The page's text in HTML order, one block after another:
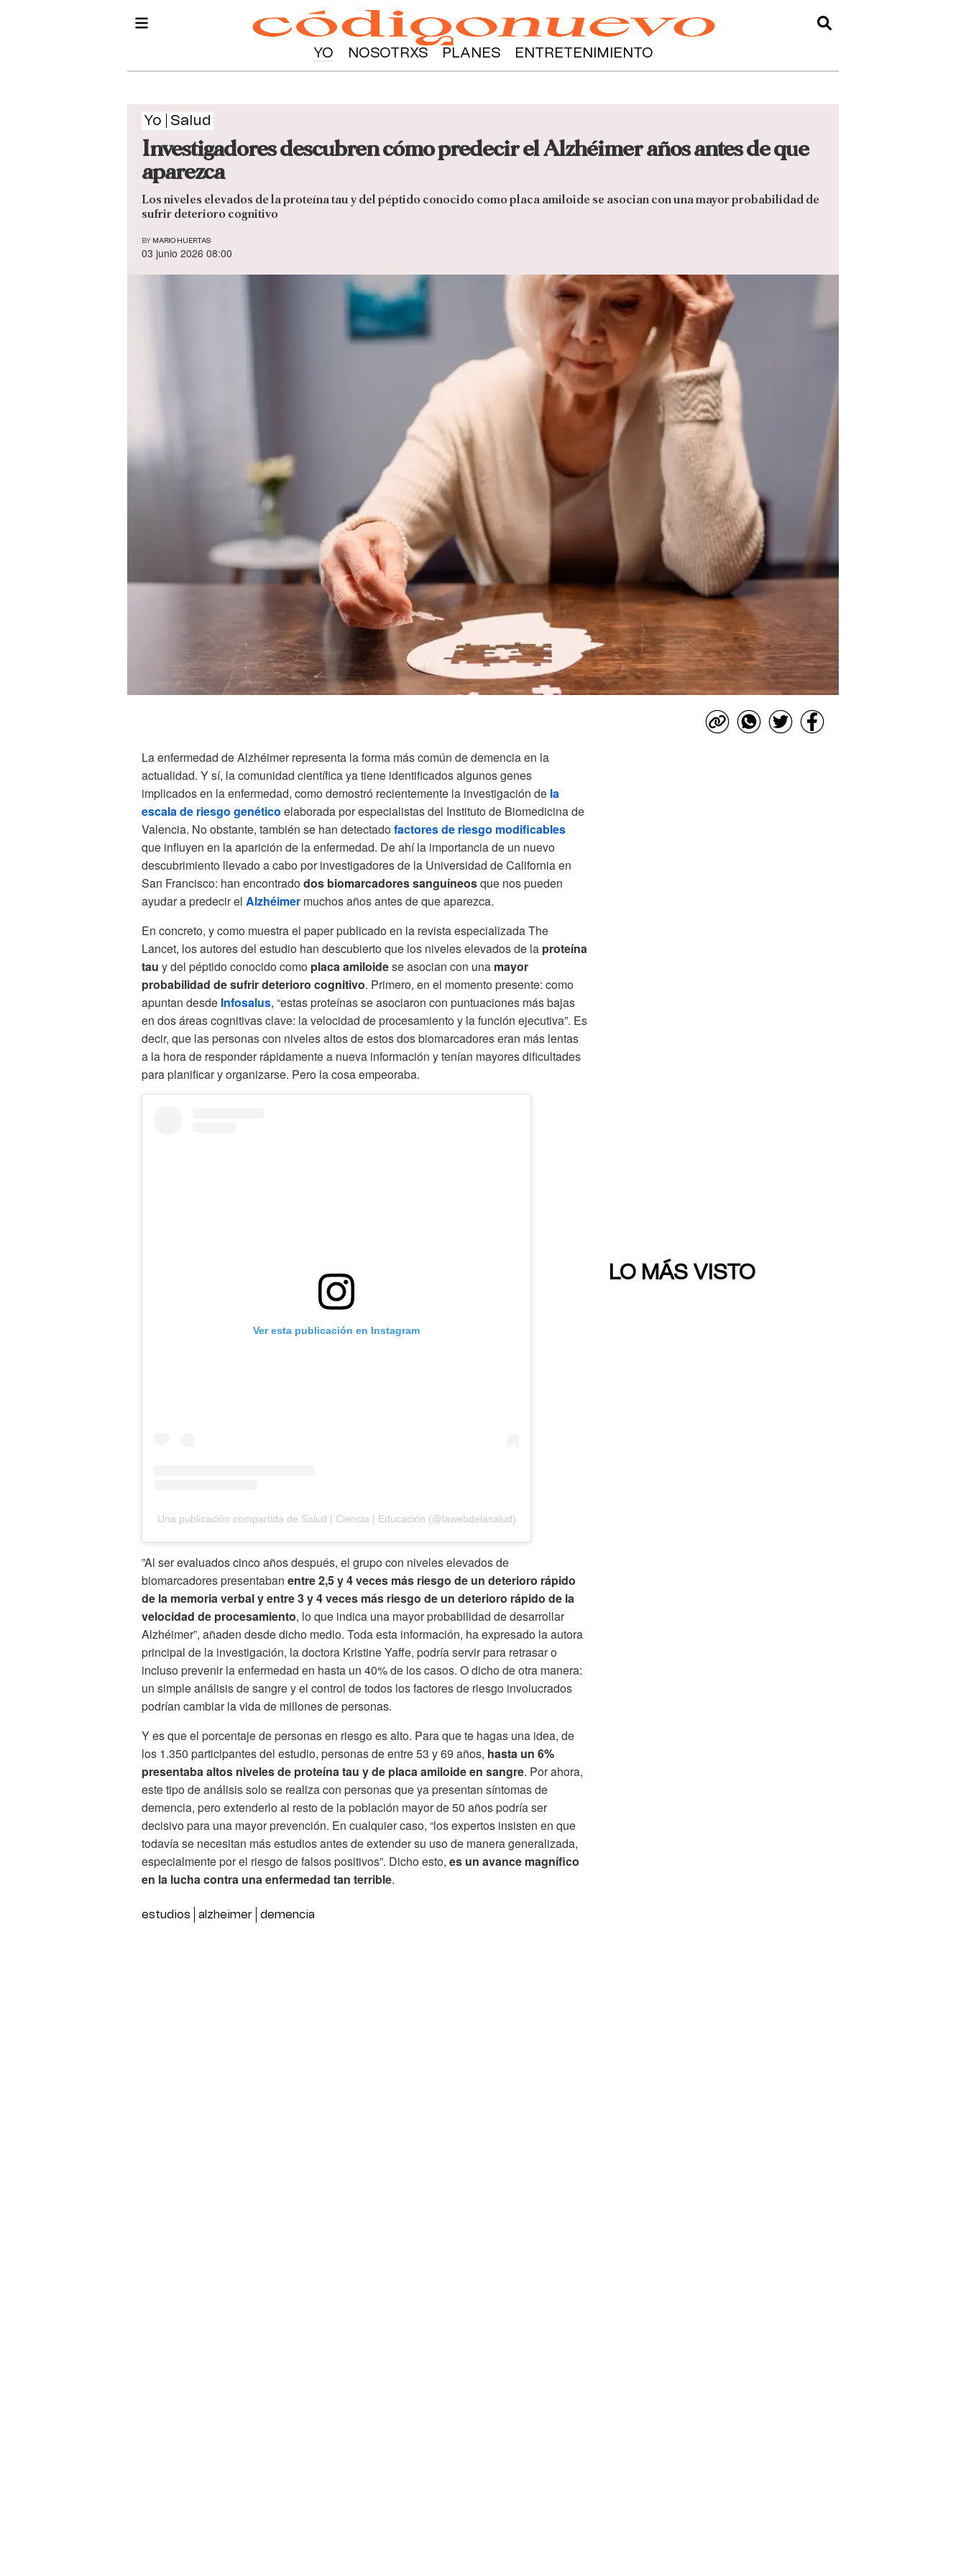
YO NOSOTRXS PLANES ENTRETENIMIENTO
Yo Salud
Investigadores descubren cómo predecir el Alzhéimer años antes de que
aparezca
Los niveles elevados de la proteína tau y del péptido conocido como placa amiloide se asocian con una mayor probabilidad de
sufrir deterioro cognitivo
BY MARIO HUERTAS
03 junio 2026 08:00
La enfermedad de Alzhéimer representa la forma más común de demencia en la
actualidad. Y sí, la comunidad científica ya tiene identificados algunos genes
implicados en la enfermedad, como demostró recientemente la investigación de la
escala de riesgo genético elaborada por especialistas del Instituto de Biomedicina de
Valencia. No obstante, también se han detectadofactores de riesgo modificables
que influyen en la aparición de la enfermedad. De ahí la importancia de un nuevo
descubrimiento llevado a cabo por investigadores de la Universidad de California en
San Francisco: han encontradodos biomarcadores sanguíneosque nos pueden
ayudar a predecir el Alzhéimer muchos años antes de que aparezca.
En concreto, y como muestra el paper publicado en la revista especializada The
Lancet, los autores del estudio han descubierto que los niveles elevados de la proteína
tau y del péptido conocido como placa amiloidese asocian con una mayor
probabilidad de sufrir deterioro cognitivo. Primero, en el momento presente: como
apuntan desde Infosalus, “estas proteínas se asociaron con puntuaciones más bajas
en dos áreas cognitivas clave: la velocidad de procesamiento y la función ejecutiva”. Es
decir, que las personas con niveles altos de estos dos biomarcadores eran más lentas
a la hora de responder rápidamente a nueva información y tenían mayores dificultades
para planificar y organizarse. Pero la cosa empeoraba.
Ver esta publicación en Instagram
Una publicación compartida de Salud | Ciencia | Educación (@lawebdelasalud)
”Al ser evaluados cinco años después, el grupo con niveles elevados de
biomarcadores presentaban entre 2,5 y 4 veces más riesgo de un deterioro rápido
de la memoria verbal y entre 3 y 4 veces más riesgo de un deterioro rápido de la
velocidad de procesamiento, lo que indica una mayor probabilidad de desarrollar
Alzhéimer”, añaden desde dicho medio. Toda esta información, ha expresado la autora
principal de la investigación, la doctora Kristine Yaffe, podría servir para retrasar o
incluso prevenir la enfermedad en hasta un 40% de los casos. O dicho de otra manera:
un simple análisis de sangre y el control de todos los factores de riesgo involucrados
podrían cambiar la vida de millones de personas.
Y es que el porcentaje de personas en riesgo es alto. Para que te hagas una idea, de
los 1.350 participantes del estudio, personas de entre 53 y 69 años, hasta un 6%
presentaba altos niveles de proteína tau y de placa amiloide en sangre. Por ahora,
este tipo de análisis solo se realiza con personas que ya presentan síntomas de
demencia, pero extenderlo al resto de la población mayor de 50 años podría ser
decisivo para una mayor prevención. En cualquier caso, “los expertos insisten en que
todavía se necesitan más estudios antes de extender su uso de manera generalizada,
especialmente por el riesgo de falsos positivos”. Dicho esto, es un avance magnífico
en la lucha contra una enfermedad tan terrible.
estudios alzheimer demencia
LO MÁS VISTO